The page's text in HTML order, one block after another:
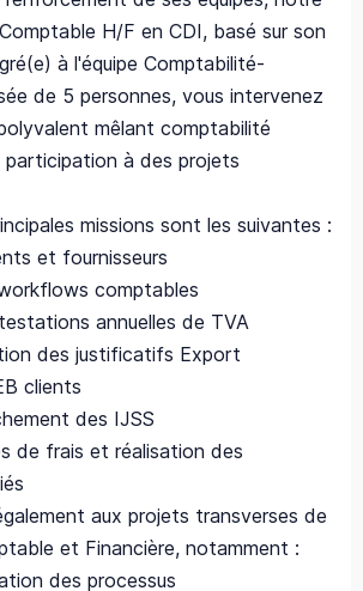
H/F en CDI, basé sur son
à l'équipe Comptabilité-
de 5 personnes, vous intervenez
mêlant comptabilité
à des projets
missions sont les suivantes :
et fournisseurs
comptables
annuelles de TVA
des justificatifs Export
clients
des IJSS
de frais et réalisation des
aux projets transverses de
et Financière, notamment :
des processus